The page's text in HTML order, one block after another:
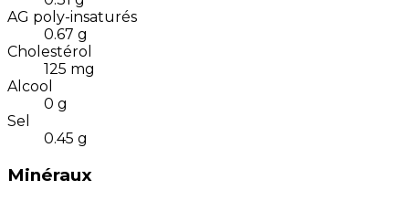
AG poly-insaturés
0.67 g
Cholestérol
125 mg
Alcool
0 g
Sel
0.45 g
Minéraux